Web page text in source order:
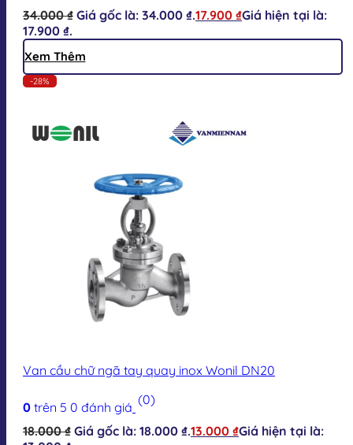
34.000₫ Giá gốc là: 34.000 ₫.17.900 ₫Giá hiện tại là:
17.900 ₫.
Xem Thêm
-28%
Van cầu chữ ngã tay quay inox Wonil DN20
0 trên 5 0 đánh giá (0)
18.000₫ Giá gốc là: 18.000 ₫.13.000 ₫Giá hiện tại là: